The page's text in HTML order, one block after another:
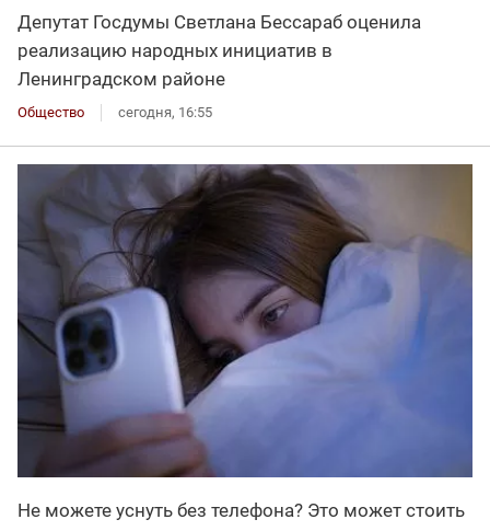
Депутат Госдумы Светлана Бессараб оценила
реализацию народных инициатив в
Ленинградском районе
Общество сегодня, 16:55
Не можете уснуть без телефона? Это может стоить